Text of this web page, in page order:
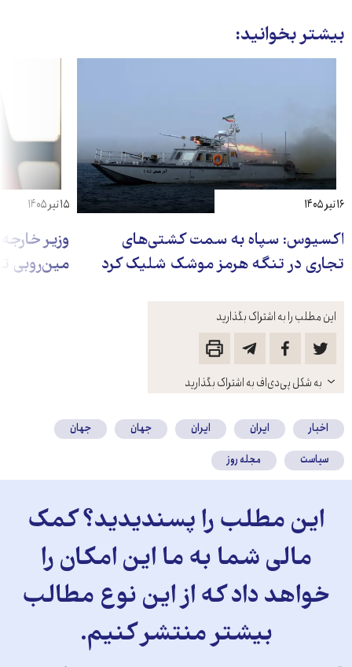
این مطلب را به اشتراک بگذارید
باز
کنید
به شکل پی‌دی‌اف به اشتراک بگذارید
بیشتر بخوانید:
اکسیوس: سپاه به سمت کشتی‌های
تجاری در تنگه هرمز موشک شلیک کرد
۱۶ تیر ۱۴۰۵
وزیر
مین‌روبی
۱۵ تیر ۱۴۰۵
اخبار ایران ایران جهان
جهان
سیاست
مجله روز
این مطلب را پسندیدید؟ کمک
مالی شما به ما این امکان را
خواهد داد که از این نوع مطالب
بیشتر منتشر کنیم.